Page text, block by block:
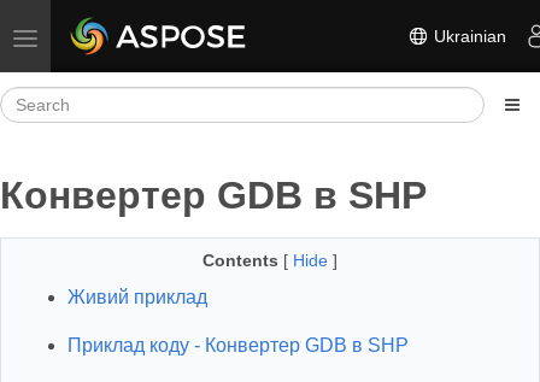
Toggle navigation Ukrainian
Конвертер GDB в SHP
Contents [ Hide ]
Живий приклад
Приклад коду - Конвертер GDB в SHP